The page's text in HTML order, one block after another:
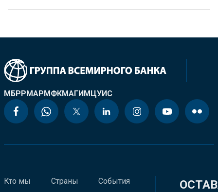
МБРРМАРМФКМАГИМЦУИС
Кто мы Страны События